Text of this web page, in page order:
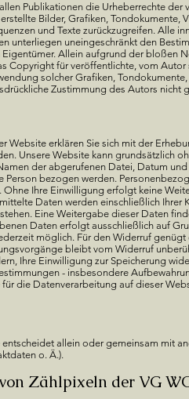
Publikationen die Urheberrechte
Bilder, Grafiken, Tondokumente,
und Texte zurückzugreifen. Alle
unterliegen uneingeschränkt den
Allein aufgrund der bloßen
Copyright für veröffentlichte, vom
solcher Grafiken,
Zustimmung des Autors nicht
Website erklären Sie sich mit der
Unsere Website kann grundsätzlich
der abgerufenen Datei, Datum
Person bezogen werden.
Ohne Ihre Einwilligung erfolgt keine
Daten werden einschließlich
Eine Weitergabe dieser Daten
Daten erfolgt ausschließlich auf
möglich. Für den Widerruf
bleibt vom Widerruf
Ihre Einwilligung zur Speicherung
- insbesondere
die Datenverarbeitung auf dieser
allein oder gemeinsam mit
o. Ä.).
Zählpixeln der VG